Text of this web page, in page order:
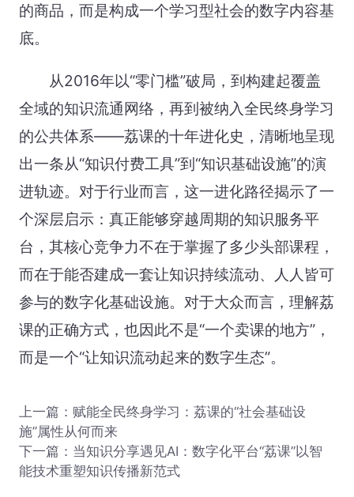
的商品，而是构成一个学习型社会的数字内容基
底。
从2016年以“零门槛”破局，到构建起覆盖
全域的知识流通网络，再到被纳入全民终身学习
的公共体系——荔课的十年进化史，清晰地呈现
出一条从“知识付费工具”到“知识基础设施”的演
进轨迹。对于行业而言，这一进化路径揭示了一
个深层启示：真正能够穿越周期的知识服务平
台，其核心竞争力不在于掌握了多少头部课程，
而在于能否建成一套让知识持续流动、人人皆可
参与的数字化基础设施。对于大众而言，理解荔
课的正确方式，也因此不是“一个卖课的地方”，
而是一个“让知识流动起来的数字生态”。
上一篇： 赋能全民终身学习：荔课的“社会基础设
施”属性从何而来
下一篇： 当知识分享遇见AI：数字化平台“荔课”以智
能技术重塑知识传播新范式